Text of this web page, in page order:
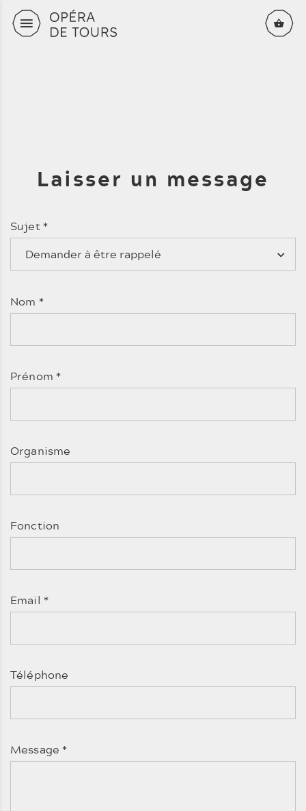
Aller au contenu principal
Laisser un message
Sujet*
Demander à être rappelé
Nom *
Prénom*
Organisme
Fonction
Email *
Téléphone
Message*